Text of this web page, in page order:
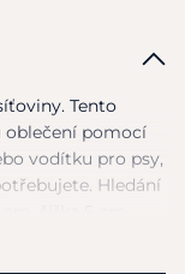
Tento
oblečení pomocí
vodítku pro psy,
Hledání